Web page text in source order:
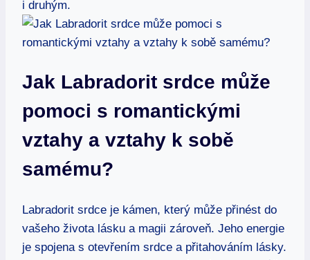
i druhým.
Jak Labradorit srdce může
pomoci s romantickými
vztahy a vztahy k sobě
samému?
Labradorit srdce je kámen, který může přinést do
vašeho života lásku a magii zároveň. Jeho energie
je spojena s otevřením srdce a přitahováním lásky.